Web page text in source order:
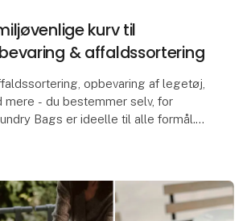
kurv til
& affaldssortering
opbevaring af legetøj,
selv, for
Bags er ideelle til alle formål.